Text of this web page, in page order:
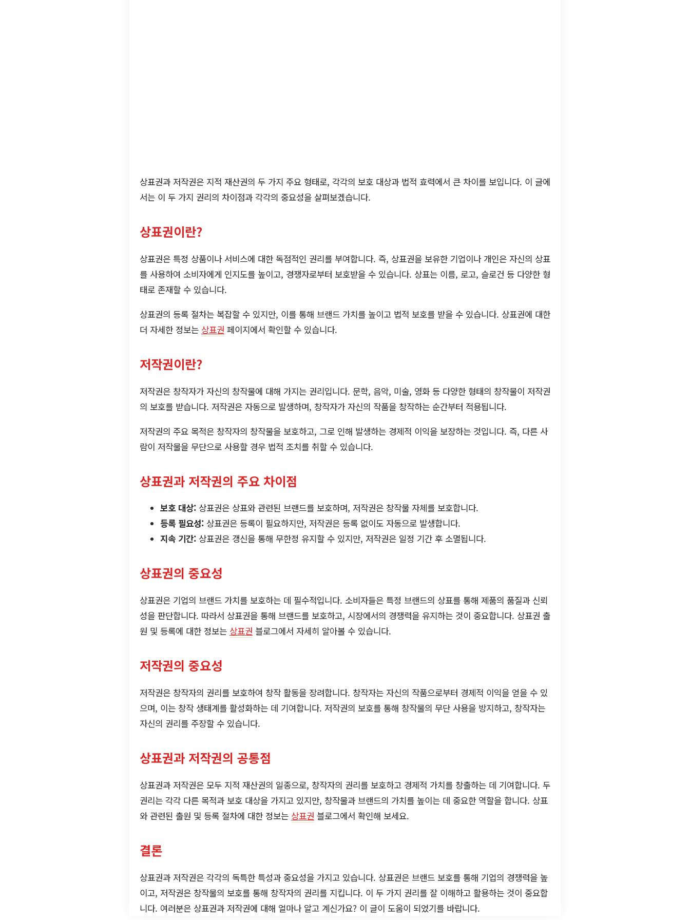
상표권과 저작권은 지적 재산권의 두 가지 주요 형태로, 각각의 보호 대상과 법적 효력에서 큰 차이를 보입니다. 이 글에
서는 이 두 가지 권리의 차이점과 각각의 중요성을 살펴보겠습니다.
상표권이란?
상표권은 특정 상품이나 서비스에 대한 독점적인 권리를 부여합니다. 즉, 상표권을 보유한 기업이나 개인은 자신의 상표
를 사용하여 소비자에게 인지도를 높이고, 경쟁자로부터 보호받을 수 있습니다. 상표는 이름, 로고, 슬로건 등 다양한 형
태로 존재할 수 있습니다.
상표권의 등록 절차는 복잡할 수 있지만, 이를 통해 브랜드 가치를 높이고 법적 보호를 받을 수 있습니다. 상표권에 대한
더 자세한 정보는 상표권 페이지에서 확인할 수 있습니다.
저작권이란?
저작권은 창작자가 자신의 창작물에 대해 가지는 권리입니다. 문학, 음악, 미술, 영화 등 다양한 형태의 창작물이 저작권
의 보호를 받습니다. 저작권은 자동으로 발생하며, 창작자가 자신의 작품을 창작하는 순간부터 적용됩니다.
저작권의 주요 목적은 창작자의 창작물을 보호하고, 그로 인해 발생하는 경제적 이익을 보장하는 것입니다. 즉, 다른 사
람이 저작물을 무단으로 사용할 경우 법적 조치를 취할 수 있습니다.
상표권과 저작권의 주요 차이점
보호 대상: 상표권은 상표와 관련된 브랜드를 보호하며, 저작권은 창작물 자체를 보호합니다.
등록 필요성: 상표권은 등록이 필요하지만, 저작권은 등록 없이도 자동으로 발생합니다.
지속 기간: 상표권은 갱신을 통해 무한정 유지할 수 있지만, 저작권은 일정 기간 후 소멸됩니다.
상표권의 중요성
상표권은 기업의 브랜드 가치를 보호하는 데 필수적입니다. 소비자들은 특정 브랜드의 상표를 통해 제품의 품질과 신뢰
성을 판단합니다. 따라서 상표권을 통해 브랜드를 보호하고, 시장에서의 경쟁력을 유지하는 것이 중요합니다. 상표권 출
원 및 등록에 대한 정보는 상표권 블로그에서 자세히 알아볼 수 있습니다.
저작권의 중요성
저작권은 창작자의 권리를 보호하여 창작 활동을 장려합니다. 창작자는 자신의 작품으로부터 경제적 이익을 얻을 수 있
으며, 이는 창작 생태계를 활성화하는 데 기여합니다. 저작권의 보호를 통해 창작물의 무단 사용을 방지하고, 창작자는
자신의 권리를 주장할 수 있습니다.
상표권과 저작권의 공통점
상표권과 저작권은 모두 지적 재산권의 일종으로, 창작자의 권리를 보호하고 경제적 가치를 창출하는 데 기여합니다. 두
권리는 각각 다른 목적과 보호 대상을 가지고 있지만, 창작물과 브랜드의 가치를 높이는 데 중요한 역할을 합니다. 상표
와 관련된 출원 및 등록 절차에 대한 정보는 상표권 블로그에서 확인해 보세요.
결론
상표권과 저작권은 각각의 독특한 특성과 중요성을 가지고 있습니다. 상표권은 브랜드 보호를 통해 기업의 경쟁력을 높
이고, 저작권은 창작물의 보호를 통해 창작자의 권리를 지킵니다. 이 두 가지 권리를 잘 이해하고 활용하는 것이 중요합
니다. 여러분은 상표권과 저작권에 대해 얼마나 알고 계신가요? 이 글이 도움이 되었기를 바랍니다.